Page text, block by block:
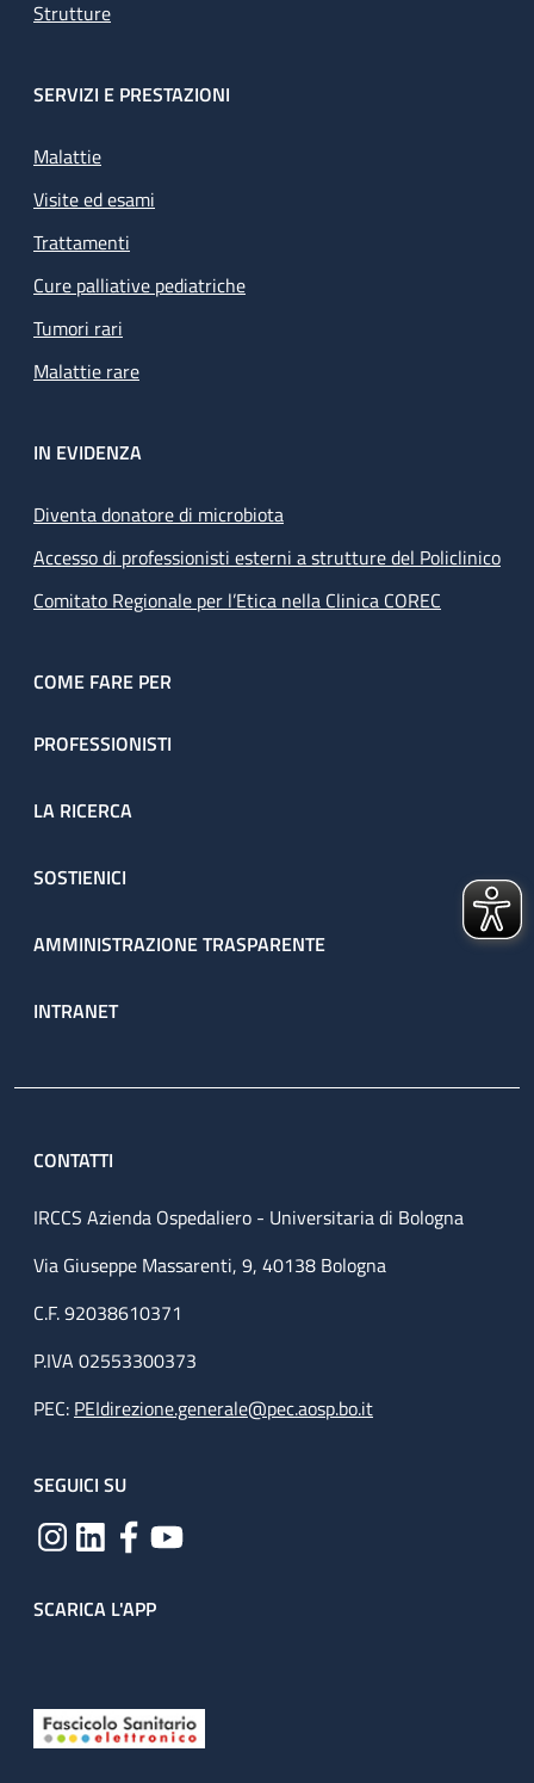
Strutture
SERVIZI E PRESTAZIONI
Malattie
Visite ed esami
Trattamenti
Cure palliative pediatriche
Tumori rari
Malattie rare
IN EVIDENZA
Diventa donatore di microbiota
Accesso di professionisti esterni a strutture del Policlinico
Comitato Regionale per l’Etica nella Clinica COREC
COME FARE PER
PROFESSIONISTI
LA RICERCA
SOSTIENICI
AMMINISTRAZIONE TRASPARENTE
INTRANET
CONTATTI
IRCCS Azienda Ospedaliero - Universitaria di Bologna
Via Giuseppe Massarenti, 9, 40138 Bologna
C.F. 92038610371
P.IVA 02553300373
PEC: PEIdirezione.generale@pec.aosp.bo.it
SEGUICI SU
SCARICA L'APP